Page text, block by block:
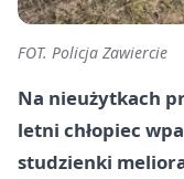
FOT. Policja Zawiercie
Na nieużytkach
letni chłopiec
studzienki